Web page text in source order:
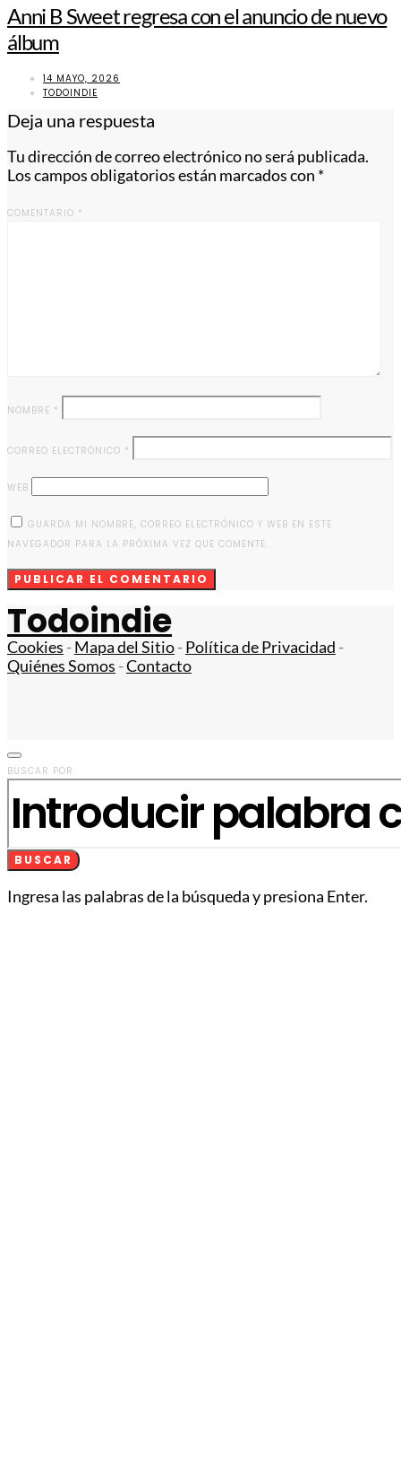
Anni B Sweet regresa con el anuncio de nuevo
álbum
14 MAYO, 2026
TODOINDIE
Deja una respuesta
Tu dirección de correo electrónico no será publicada.
Los campos obligatorios están marcados con *
COMENTARIO *
NOMBRE *
CORREO ELECTRÓNICO *
WEB
GUARDA MI NOMBRE, CORREO ELECTRÓNICO Y WEB EN ESTE
NAVEGADOR PARA LA PRÓXIMA VEZ QUE COMENTE.
Todoindie
Cookies -Mapa del Sitio-Política de Privacidad -
Quiénes Somos -Contacto
BUSCAR POR:
BUSCAR
Ingresa las palabras de la búsqueda y presiona Enter.